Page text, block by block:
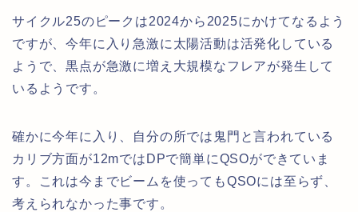
サイクル25のピークは2024から2025にかけてなるよう
ですが、今年に入り急激に太陽活動は活発化している
ようで、黒点が急激に増え大規模なフレアが発生して
いるようです。
確かに今年に入り、自分の所では鬼門と言われている
カリブ方面が12mではDPで簡単にQSOができていま
す。これは今までビームを使ってもQSOには至らず、
考えられなかった事です。